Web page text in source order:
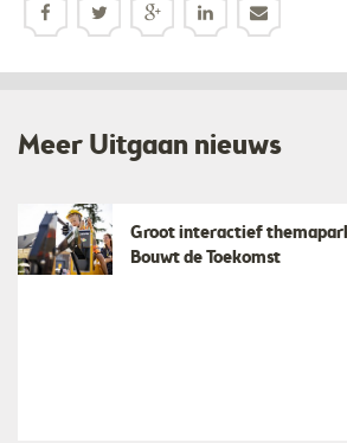
Meer Uitgaan nieuws
Groot interactief
Bouwt de Toekomst